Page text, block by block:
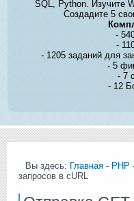
SQL, Python. Изучите
Создадите 5
-
-
- 1205 заданий для
- 5
- 7
- 12
Вы здесь: Главная - PHP
запросов в cURL